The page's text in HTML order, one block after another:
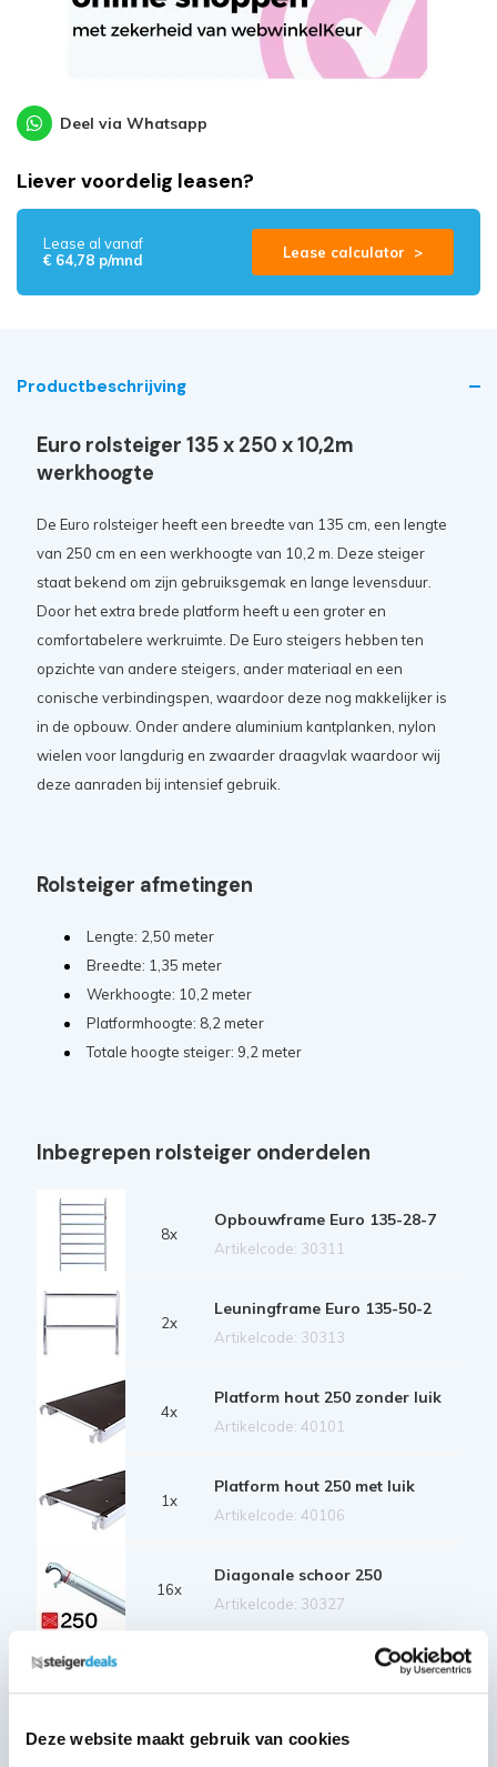
Deze website maakt gebruik van cookies
Deel via Whatsapp
Liever voordelig leasen?
Lease al vanaf
€ 64,78 p/mnd
Lease calculator >
Productbeschrijving
Euro rolsteiger 135 x 250 x 10,2m
werkhoogte
De Euro rolsteigerheeft een breedte van 135 cm, een lengte
van 250 cm en een werkhoogte van 10 ,2 m. Deze steiger
staat bekend om zijn gebruiksgemak en lange levensduur.
Door het extra brede platform heeft u een groter en
comfortabelere werkruimte. De Euro steigers hebben ten
opzichte van andere steigers, ander materiaal en een
conische verbindingspen, waardoor deze nog makkelijker is
in de opbouw. Onder andere aluminium kantplanken, nylon
wielen voor langdurig en zwaarder draagvlak waardoor wij
deze aanraden bij intensief gebruik.
Rolsteiger afmetingen
Lengte: 2,50 meter
Breedte: 1,35 meter
Werkhoogte: 10,2 meter
Platformhoogte: 8,2 meter
Totale hoogte steiger: 9,2 meter
Inbegrepen rolsteiger onderdelen
8x
Opbouwframe Euro 135-28-7
Artikelcode: 30311
2x
Leuningframe Euro 135-50-2
Artikelcode: 30313
4x
Platform hout 250 zonder luik
Artikelcode: 40101
1x
Platform hout 250 met luik
Artikelcode: 40106
16x
Diagonale schoor 250
Artikelcode: 30327
Horizontale schoor 250
Artikelcode: 30322